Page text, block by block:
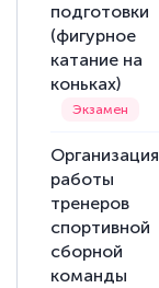
подготовки
(фигурное
катание на
коньках)
Организация
работы
тренеров
спортивной
сборной
команды